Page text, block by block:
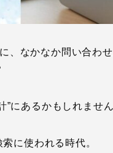
、なかなか問い合わ
にあるかもしれません
に使われる時代。